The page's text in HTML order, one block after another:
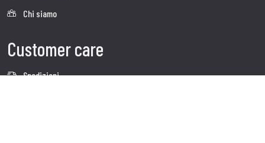
Chi siamo
Customer care
Spedizioni